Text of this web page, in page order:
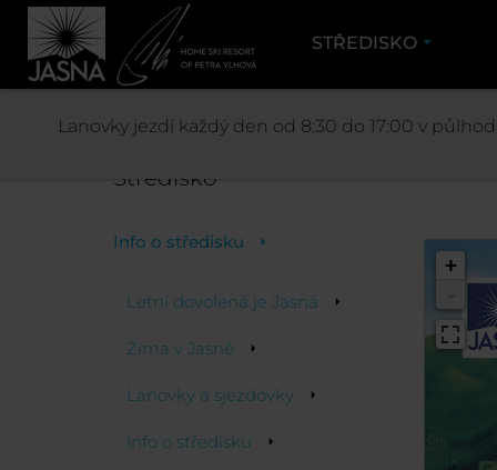
STŘEDISKO
Středisko
Info o středisku
Letní dovolená je Jasná
Zima v Jasné
Lanovky a sjezdovky
Info o středisku
+
Lanovky jezdí každý den od 8:30 do 17:00 v